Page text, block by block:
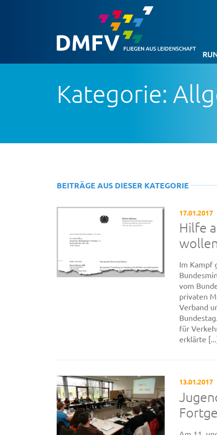
Kategorie:
BEITRÄGE AUS DIESER KATEGORIE
17.01.2017
Hilfe
Im Kampf
vom
privaten
Verband
für
erklärte
13.01.2017